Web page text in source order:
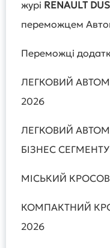
журі RENAULT
переможцем
Переможці
ЛЕГКОВИЙ
2026
ЛЕГКОВИЙ
БІЗНЕС
МІСЬКИЙ
КОМПАКТНИЙ
2026